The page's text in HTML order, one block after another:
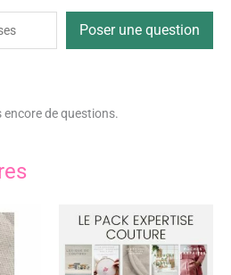
Poser une question
encore de questions.